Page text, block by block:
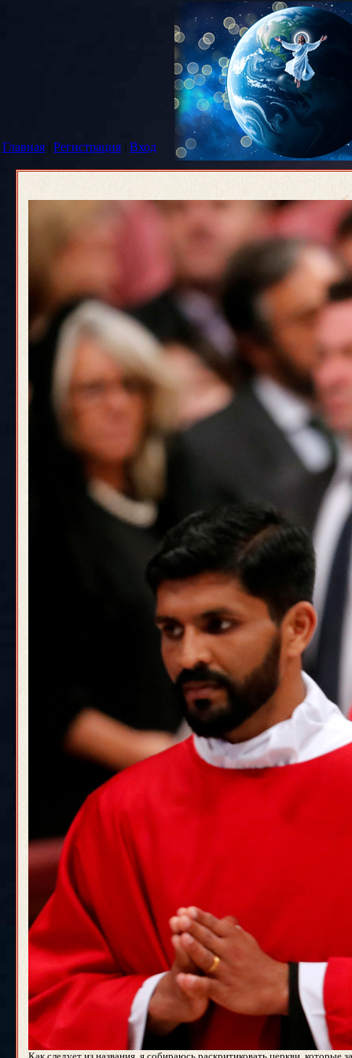
Главная | Регистрация | Вход